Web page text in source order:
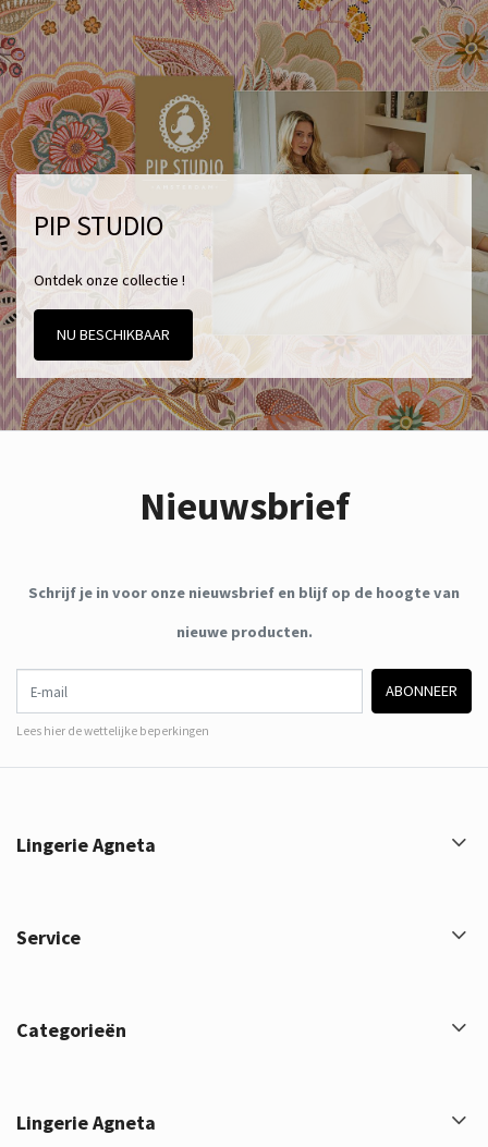
PIP STUDIO
Ontdek onze collectie !
NU BESCHIKBAAR
Nieuwsbrief
Schrijf je in voor onze nieuwsbrief en blijf op de hoogte van
nieuwe producten.
ABONNEER
Lees hier de wettelijke beperkingen
Lingerie Agneta
Service
Categorieën
Lingerie Agneta